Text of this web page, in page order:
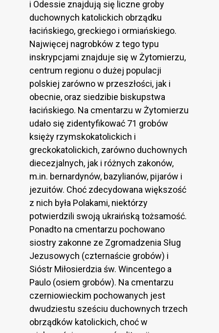
i Odessie znajdują się liczne groby
duchownych katolickich obrządku
łacińskiego, greckiego i ormiańskiego.
Najwięcej nagrobków z tego typu
inskrypcjami znajduje się w Żytomierzu,
centrum regionu o dużej populacji
polskiej zarówno w przeszłości, jak i
obecnie, oraz siedzibie biskupstwa
łacińskiego. Na cmentarzu w Żytomierzu
udało się zidentyfikować 71 grobów
księży rzymskokatolickich i
greckokatolickich, zarówno duchownych
diecezjalnych, jak i różnych zakonów,
m.in. bernardynów, bazylianów, pijarów i
jezuitów. Choć zdecydowana większość
z nich była Polakami, niektórzy
potwierdzili swoją ukraińską tożsamość.
Ponadto na cmentarzu pochowano
siostry zakonne ze Zgromadzenia Sług
Jezusowych (czternaście grobów) i
Sióstr Miłosierdzia św. Wincentego a
Paulo (osiem grobów). Na cmentarzu
czerniowieckim pochowanych jest
dwudziestu sześciu duchownych trzech
obrządków katolickich, choć w